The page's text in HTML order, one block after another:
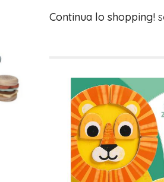
Continua lo shopping!